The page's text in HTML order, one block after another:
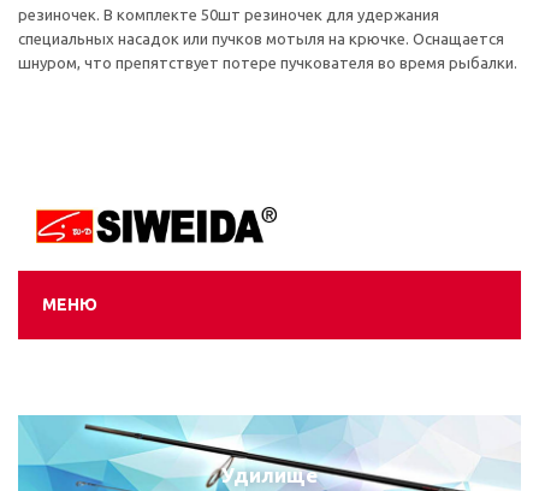
резиночек. В комплекте 50шт резиночек для удержания
специальных насадок или пучков мотыля на крючке. Оснащается
шнуром, что препятствует потере пучкователя во время рыбалки.
МЕНЮ